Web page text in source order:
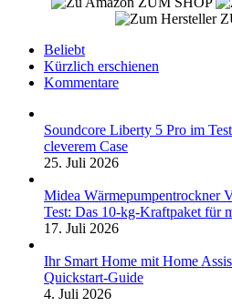
Beliebt
Kürzlich erschienen
Kommentare
Soundcore Liberty 5 Pro im
cleverem Case
25. Juli 2026
Midea Wärmepumpentrockner
Test: Das 10-kg-Kraftpaket für
17. Juli 2026
Ihr Smart Home mit Home
Quickstart-Guide
4. Juli 2026